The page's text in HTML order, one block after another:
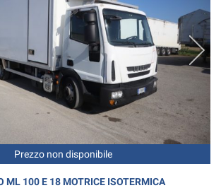
Prezzo non disponibile
ML 100 E 18 MOTRICE ISOTERMICA